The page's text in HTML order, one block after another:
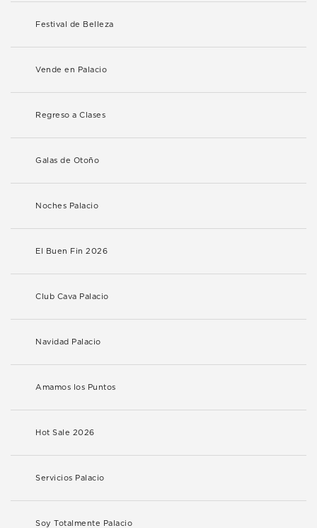
Festival de Belleza
Vende en Palacio
Regreso a Clases
Galas de Otoño
Noches Palacio
El Buen Fin 2026
Club Cava Palacio
Navidad Palacio
Amamos los Puntos
Hot Sale 2026
Servicios Palacio
Soy Totalmente Palacio